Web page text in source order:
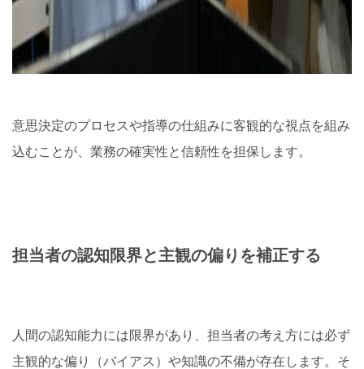
意思決定のプロセスや指導の仕組みに客観的な視点を組み
込むことが、業務の確実性と信頼性を担保します。
担当者の認知限界と主観の偏りを補正する
人間の認知能力には限界があり、担当者の考え方には必ず
主観的な偏り（バイアス）や知識の不備が存在します。そ